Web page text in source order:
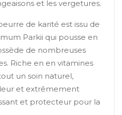
et les vergetures.
de karité est issu de
Parkii qui pousse en
de nombreuses
Riche en en vitamines
un soin naturel,
et extrêmement
et protecteur pour la